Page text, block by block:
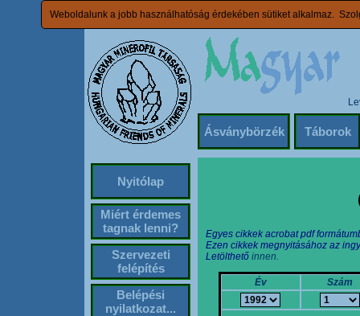
Weboldalunk a jobb használhatóság érdekében sütiket alkalmaz.
Ásványbörzék Táborok
Nyitólap
Miért érdemes
tagnak lenni?
Szervezeti
felépítés
Belépési
nyilatkozat...
Egyes cikkek acrobat pdf
Ezen cikkek megnyitásához az
Letölthető innen.
Év Szám